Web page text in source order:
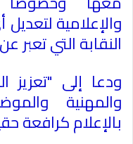
والإعلامية
النقابة التي تعبر
ودعا إلى "تعزيز
والمهنية
بالإعلام كرافعة